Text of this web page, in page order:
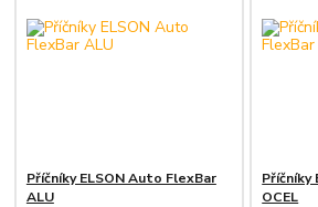
Příčníky ELSON Auto FlexBar
ALU
Příčníky
OCEL